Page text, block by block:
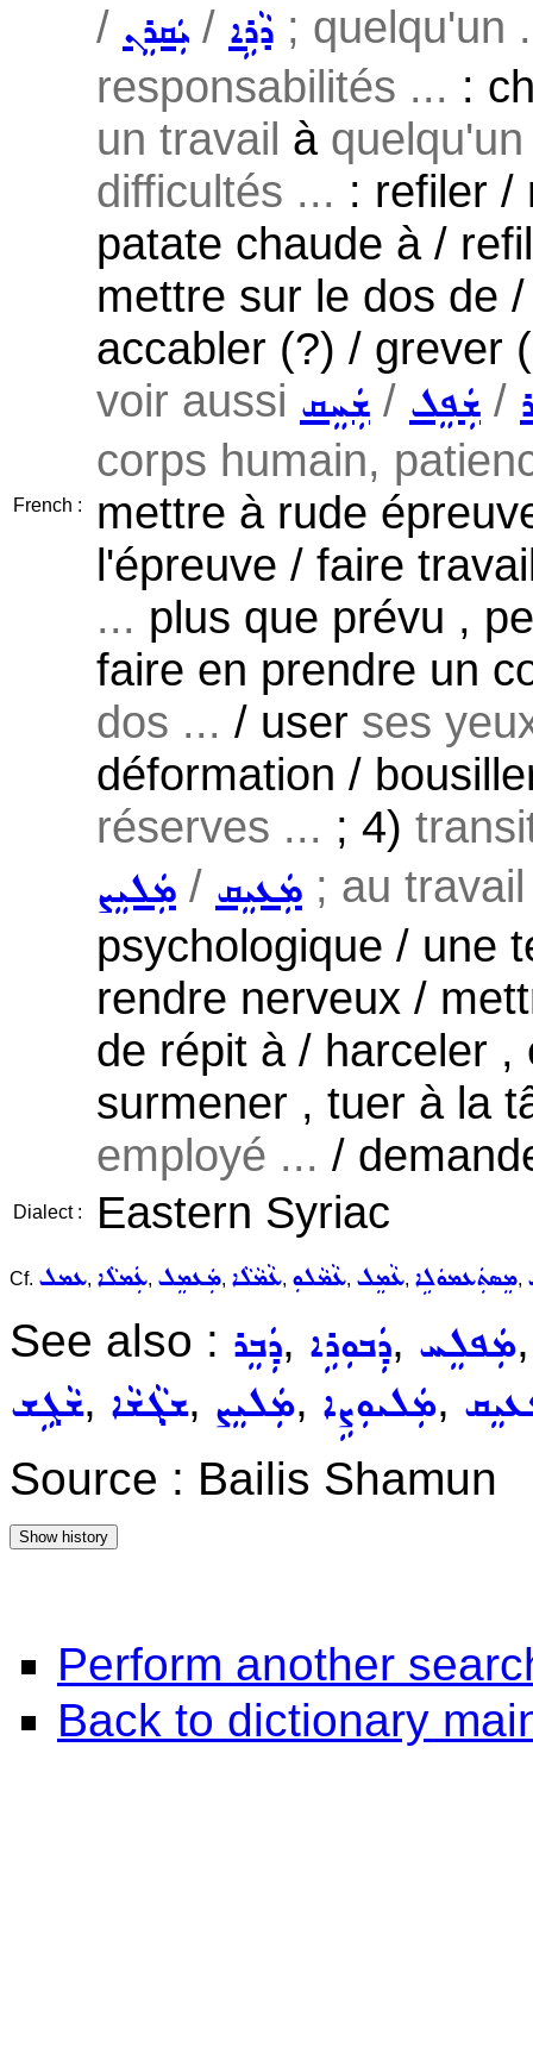
French :
/ ܝܲܩܪܸܢ / ܕܵܪܹܐ ; quelqu'un
responsabilités ... :
un travail à quelqu'un
difficultés ... : refiler /
patate chaude à /
mettre sur le dos de
accabler (?) / grever
voir aussi ܫܲܚܸܩ / ܫܲܦܸܠ /
corps humain,
mettre à rude
l'épreuve / faire
... plus que prévu ,
faire en prendre un
dos ... / user ses
déformation /
réserves ... ; 4)
ܡܲܠܝܸܨ / ܡܲܥܝܸܩ ; au
psychologique / une
rendre nerveux /
de répit à / harceler
surmener , tuer à la
employé ... /
Dialect : Eastern Syriac
Cf. ܥܡܠ, ܥܲܡܠܵܐ, ܡܲܥܡܸܠ, ܥܵܡܵܠܵܐ, ܥܵܡܵܠܘܼ, ܥܵܡܸܠ, ܡܸܣܬܲܥܡܘܿܠܹܐ,
See also : ܕܲܒܸܪ, ܕܲܒܘܼܪܹܐ, ܡܲܦܠܸܚ
ܫܵܓܹܫ, ܫܓ݂ܵܫܵܐ, ܡܲܠܝܸܨ, ܡܲܠܝܘܼܨܹܐ,
Source : Bailis Shamun
Perform another
Back to dictionary